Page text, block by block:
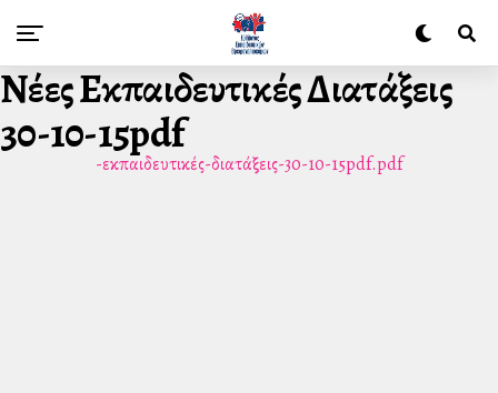
Νέες Εκπαιδευτικές Διατάξεις
30-10-15pdf
-εκπαιδευτικές-διατάξεις-30-10-15pdf.pdf